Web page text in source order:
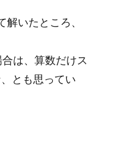
いたところ、
は、算数だけス
とも思ってい